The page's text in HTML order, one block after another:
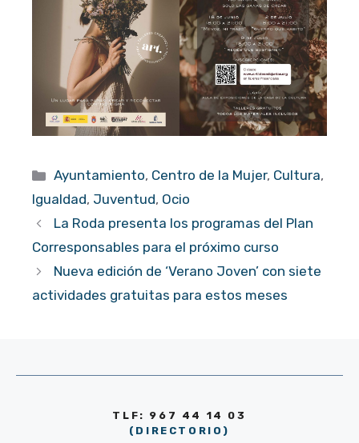
Categorías
Ayuntamiento, Centro de la Mujer, Cultura,
Igualdad, Juventud, Ocio
La Roda presenta los programas del Plan
Corresponsables para el próximo curso
Nueva edición de ‘Verano Joven’ con siete
actividades gratuitas para estos meses
TLF: 967 44 14 03
(DIRECTORIO)